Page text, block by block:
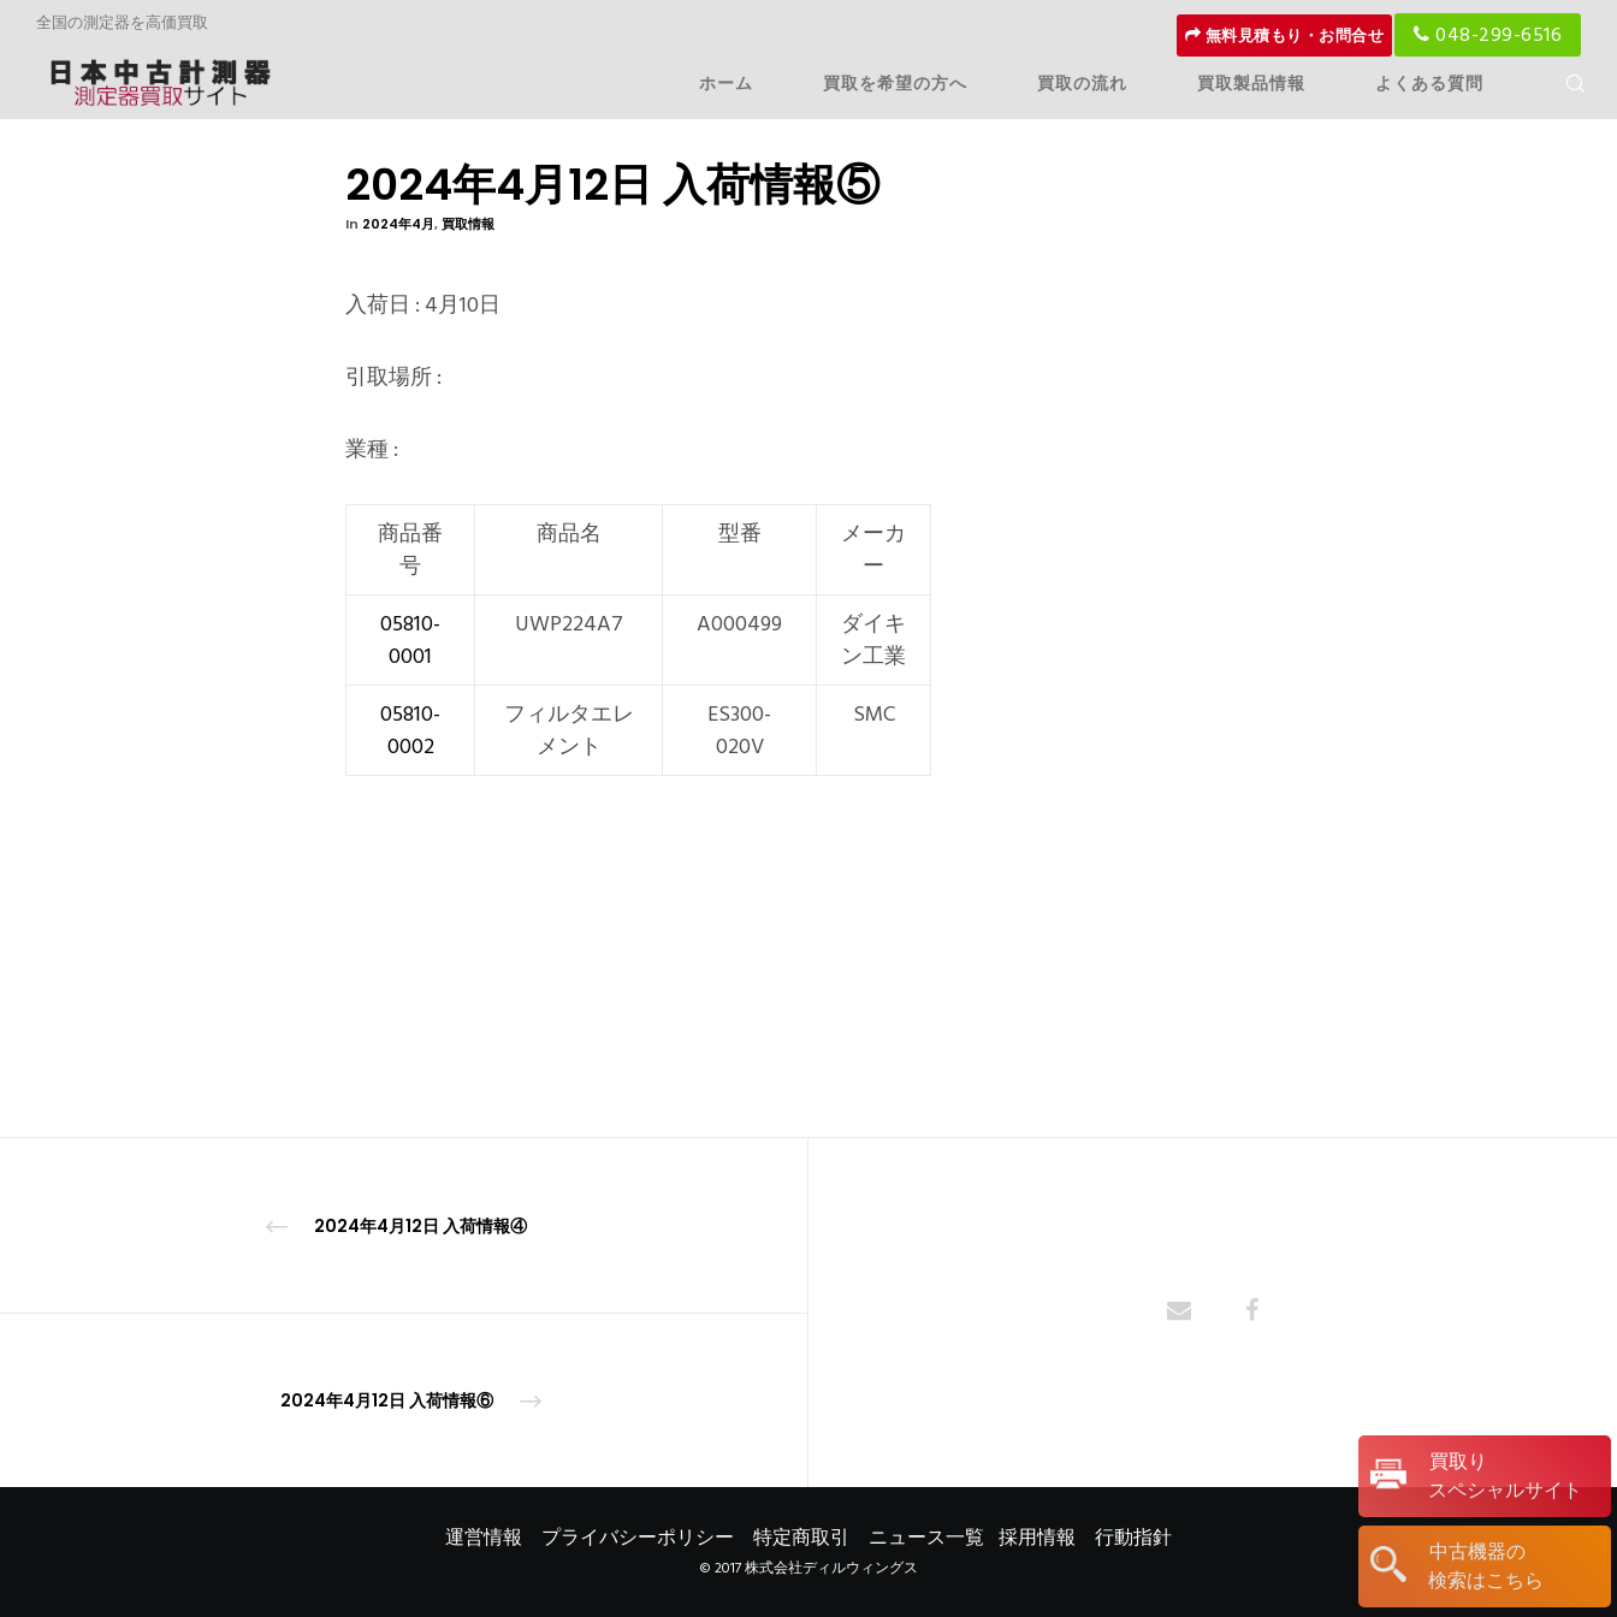
全国の測定器を高価買取 無料見積もり・お問合せ 048-299-6516
ホーム 買取を希望の方へ 買取の流れ 買取製品情報 よくある質問
2024年4月12日 入荷情報⑤
In 2024年4月, 買取情報
入荷日 : 4月10日
引取場所 :
業種 :
商品番
号
商品名 型番
メーカ
ー
05810-
0001
UWP224A7 A000499
ダイキ
ン工業
05810-
0002
フィルタエレ
メント
ES300-
020V
SMC
買取り
スペシャルサイト
中古機器の
検索はこちら
2024年4月12日 入荷情報④
2024年4月12日 入荷情報⑥
運営情報 プライバシーポリシー 特定商取引 ニュース一覧 採用情報 行動指針
© 2017 株式会社ディルウィングス